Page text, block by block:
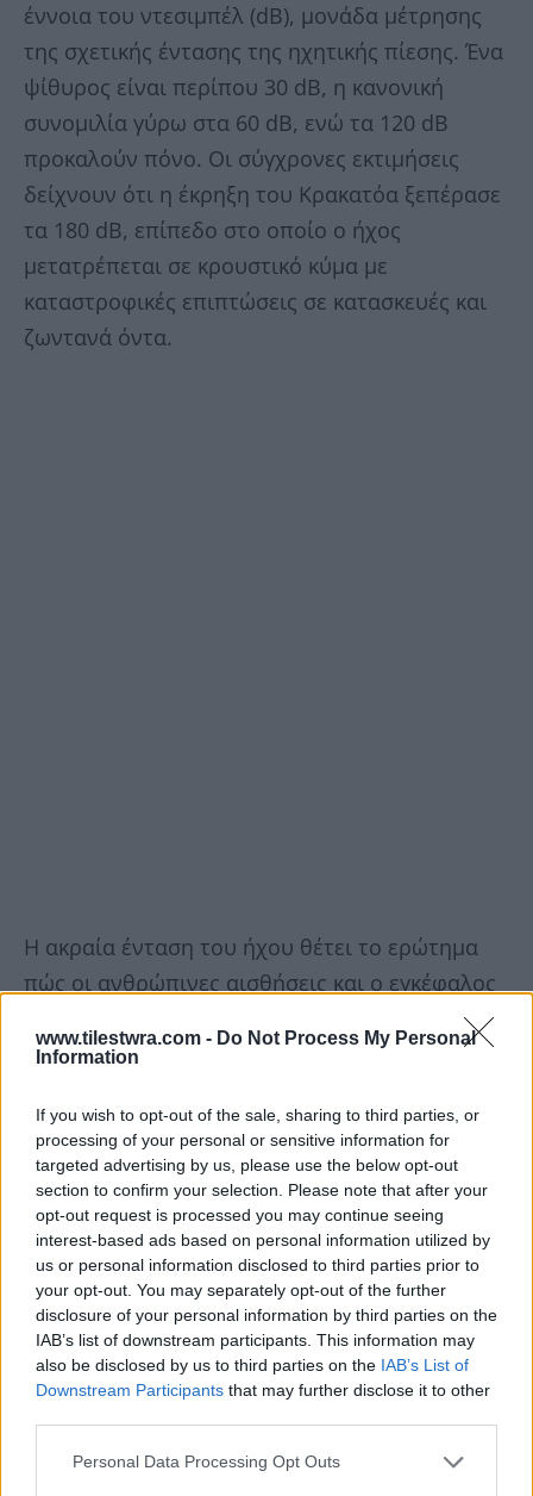
www.tilestwra.com - Do Not Process My Personal
Information
If you wish to opt-out of the sale, sharing to third parties, or
processing of your personal or sensitive information for
targeted advertising by us, please use the below opt-out
section to confirm your selection. Please note that after your
opt-out request is processed you may continue seeing
interest-based ads based on personal information utilized by
us or personal information disclosed to third parties prior to
your opt-out. You may separately opt-out of the further
disclosure of your personal information by third parties on the
IAB’s list of downstream participants. This information may
also be disclosed by us to third parties on the IAB’s List of
Downstream Participants that may further disclose it to other
Personal Data Processing Opt Outs
έννοια του ντεσιμπέλ (dB), μονάδα μέτρησης
της σχετικής έντασης της ηχητικής πίεσης. Ένα
ψίθυρος είναι περίπου 30 dB, η κανονική
συνομιλία γύρω στα 60 dB, ενώ τα 120 dB
προκαλούν πόνο. Οι σύγχρονες εκτιμήσεις
δείχνουν ότι η έκρηξη του Κρακατόα ξεπέρασε
τα 180 dB, επίπεδο στο οποίο ο ήχος
μετατρέπεται σε κρουστικό κύμα με
καταστροφικές επιπτώσεις σε κατασκευές και
ζωντανά όντα.
Η ακραία ένταση του ήχου θέτει το ερώτημα
πώς οι ανθρώπινες αισθήσεις και ο εγκέφαλος
μπορούν να την επεξεργαστούν. Το ανθρώπινο
αυτί είναι ικανό να αντιλαμβάνεται ήχους από
ακραία επίπεδα προκαλείται φυσική βλάβη στο
μέσο και έσω αυτί, οδηγώντας σε άμεση και
μόνιμη κώφωση. Ευτυχώς, δεν υπάρχουν
άμεσες ανθρώπινες καταγραφές από την
έκρηξη – οι ιστορικές αποστάσεις και η
μέθοδος μέτρησης σημαίνουν ότι η επίδραση
ανακατασκευάζεται έμμεσα μέσω της
ατμοσφαιρικής πίεσης και μεταγενέστερων